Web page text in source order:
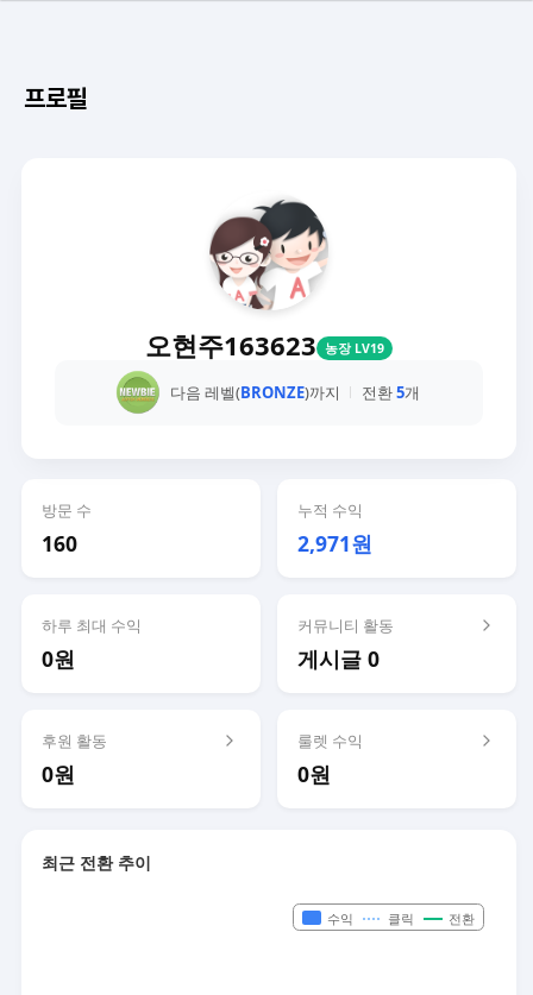
프로필
오현주163623 농장 LV19
다음 레벨(BRONZE)까지 전환5개
방문 수
160
누적 수익
2,971원
하루 최대 수익
0원
커뮤니티 활동
게시글 0
후원 활동
0원
룰렛 수익
0원
최근 전환 추이